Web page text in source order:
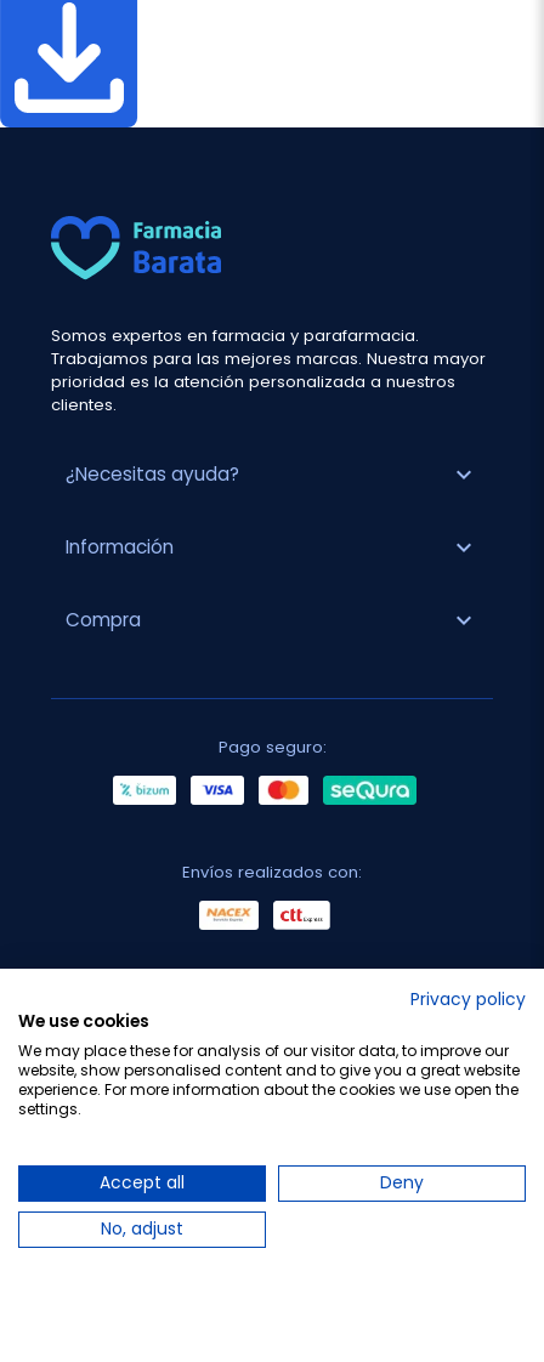
Somos expertos en farmacia y parafarmacia.
Trabajamos para las mejores marcas. Nuestra mayor
prioridad es la atención personalizada a nuestros
clientes.
¿Necesitas ayuda? expand_more
Información expand_more
Compra expand_more
Pago seguro:
Envíos realizados con:
Privacy policy
We use cookies
We may place these for analysis of our visitor data, to improve our
website, show personalised content and to give you a great website
experience. For more information about the cookies we use open the
settings.
Accept all
Deny
No, adjust